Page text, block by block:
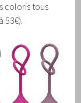
coloris tous
53€).